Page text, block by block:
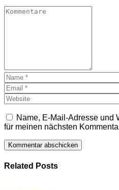
Name, E-Mail-Adresse und
für meinen nächsten
Related Posts